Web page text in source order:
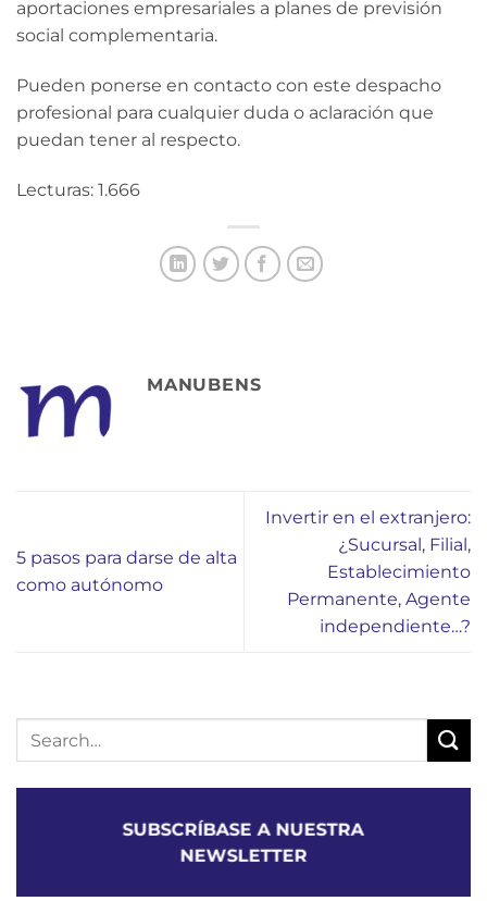
aportaciones empresariales a planes de previsión
social complementaria.
Pueden ponerse en contacto con este despacho
profesional para cualquier duda o aclaración que
puedan tener al respecto.
Lecturas: 1.666
MANUBENS
5 pasos para darse de alta
como autónomo
Invertir en el extranjero:
¿Sucursal, Filial,
Establecimiento
Permanente, Agente
independiente…?
SUBSCRÍBASE A NUESTRA
NEWSLETTER